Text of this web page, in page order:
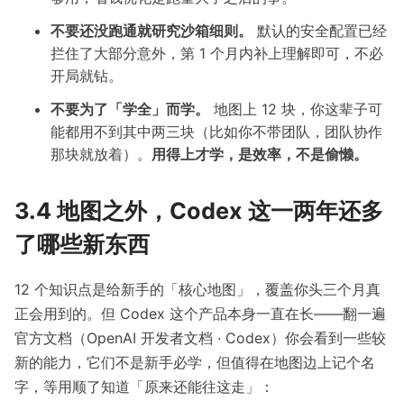
不要还没跑通就研究沙箱细则。
默认的安全配置已经
拦住了大部分意外，第 1 个月内补上理解即可，不必
开局就钻。
不要为了「学全」而学。
地图上 12 块，你这辈子可
能都用不到其中两三块（比如你不带团队，团队协作
那块就放着）。 用得上才学，是效率，不是偷懒。
3.4 地图之外，Codex 这一两年还多
了哪些新东西
12 个知识点是给新手的「核心地图」，覆盖你头三个月真
正会用到的。但 Codex 这个产品本身一直在长——翻一遍
官方文档（OpenAI 开发者文档 · Codex）你会看到一些较
新的能力，它们不是新手必学，但值得在地图边上记个名
字，等用顺了知道「原来还能往这走」：